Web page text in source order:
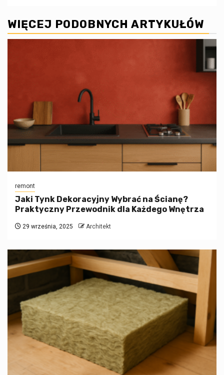
WIĘCEJ PODOBNYCH ARTYKUŁÓW
remont
Jaki Tynk Dekoracyjny Wybrać na Ścianę?
Praktyczny Przewodnik dla Każdego Wnętrza
29 września, 2025 Architekt